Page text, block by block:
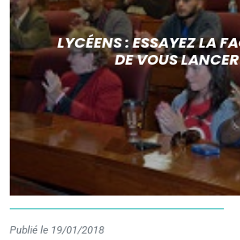
LYCÉENS : ESSAYEZ LA
DE VOUS
Publié le 19/01/2018